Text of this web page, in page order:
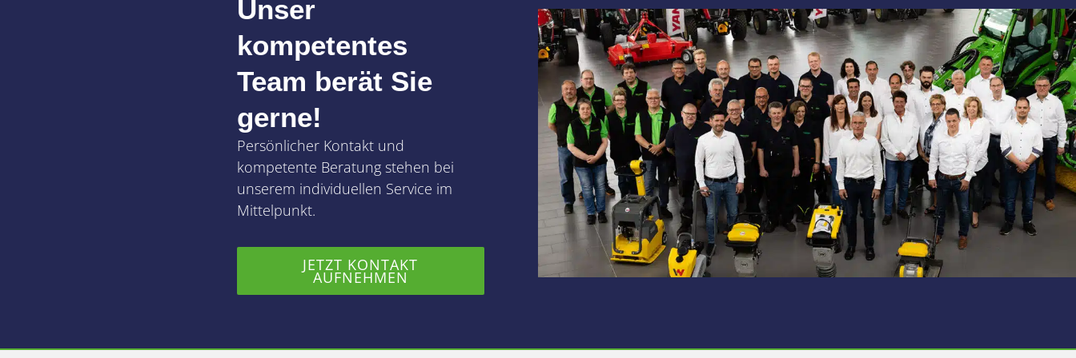
Unser
kompetentes
Team berät Sie
gerne!
Persönlicher Kontakt und
kompetente Beratung stehen bei
unserem individuellen Service im
Mittelpunkt.
JETZT KONTAKT
AUFNEHMEN